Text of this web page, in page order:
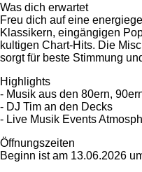
Was dich erwartet
Freu dich auf eine
Klassikern, eingängigen
kultigen Chart-Hits. Die
sorgt für beste Stimmung
Highlights
- Musik aus den 80ern,
- DJ Tim an den Decks
- Live Musik Events
Öffnungszeiten
Beginn ist am 13.06.2026